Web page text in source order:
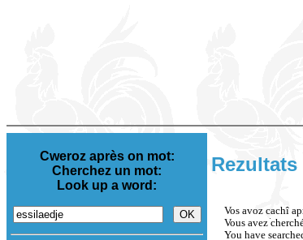
Cweroz après on mot:
Cherchez un mot:
Look up a word:
Vos avoz cachî
Vous avez
You have